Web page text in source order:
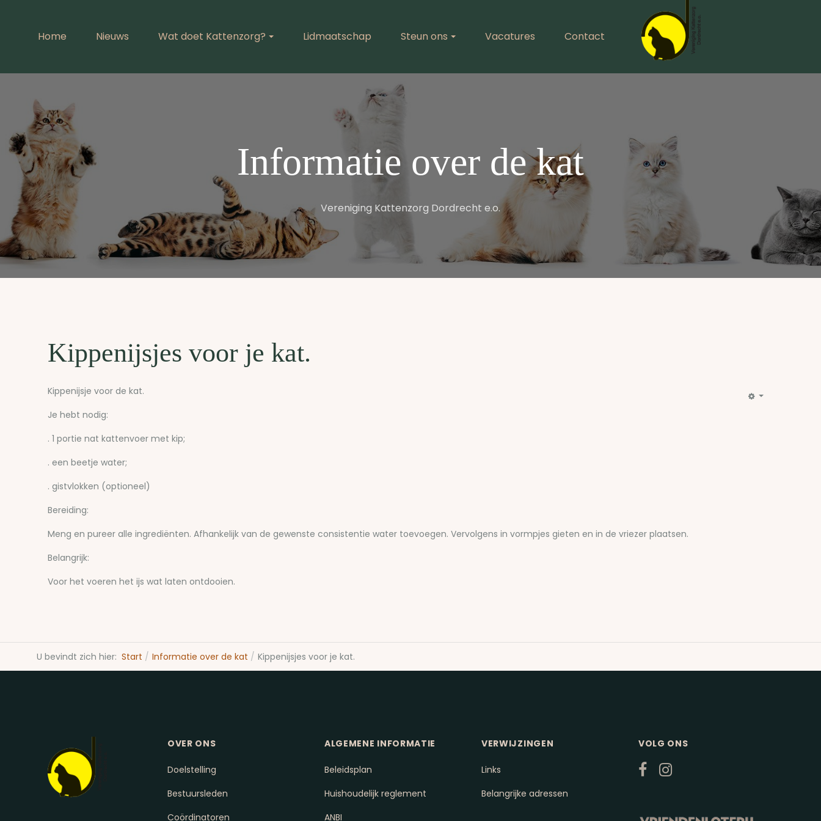
Home Nieuws Wat doet Kattenzorg? Lidmaatschap Steun ons Vacatures Contact
Informatie over de kat
Vereniging Kattenzorg Dordrecht e.o.
Kippenijsjes voor je kat.
Kippenijsje voor de kat.
Je hebt nodig:
. 1 portie nat kattenvoer met kip;
. een beetje water;
. gistvlokken (optioneel)
Bereiding:
Meng en pureer alle ingrediënten. Afhankelijk van de gewenste consistentie water toevoegen. Vervolgens in vormpjes gieten en in de vriezer plaatsen.
Belangrijk:
Voor het voeren het ijs wat laten ontdooien.
U bevindt zich hier: Start Informatie over de kat Kippenijsjes voor je kat.
OVER ONS
Doelstelling
Bestuursleden
Coördinatoren
ALGEMENE INFORMATIE
Beleidsplan
Huishoudelijk reglement
ANBI
VERWIJZINGEN
Links
Belangrijke adressen
VOLG ONS